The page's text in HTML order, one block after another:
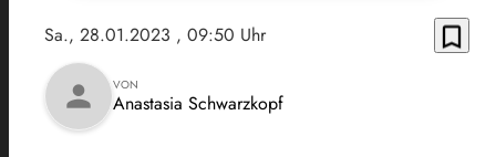
Sa., 28.01.2023 , 09:50 Uhr bookmark_border
person VON
Anastasia Schwarzkopf